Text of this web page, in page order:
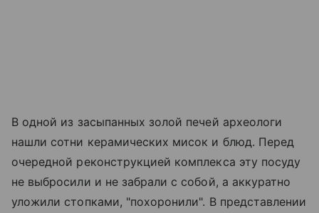
В одной из засыпанных золой печей археологи
нашли сотни керамических мисок и блюд. Перед
очередной реконструкцией комплекса эту посуду
не выбросили и не забрали с собой, а аккуратно
уложили стопками, "похоронили". В представлении